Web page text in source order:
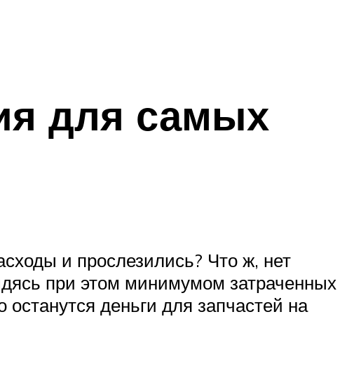
для самых
и прослезились? Что ж, нет
при этом минимумом затраченных
деньги для запчастей на